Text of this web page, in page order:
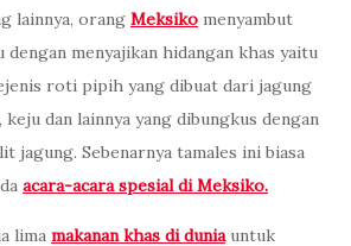
lainnya, orang Meksiko menyambut
dengan menyajikan hidangan khas yaitu
roti pipih yang dibuat dari jagung
dan lainnya yang dibungkus dengan
jagung. Sebenarnya tamales ini biasa
acara-acara spesial di Meksiko.
lima makanan khas di duniauntuk